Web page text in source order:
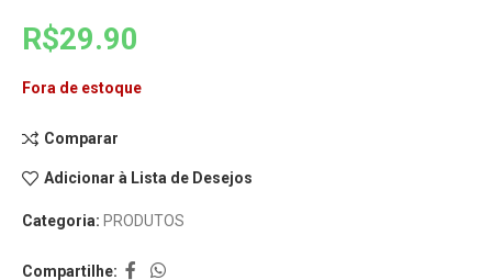
R$29.90
Fora de estoque
Comparar
Adicionar à Lista de Desejos
Categoria: PRODUTOS
Compartilhe: